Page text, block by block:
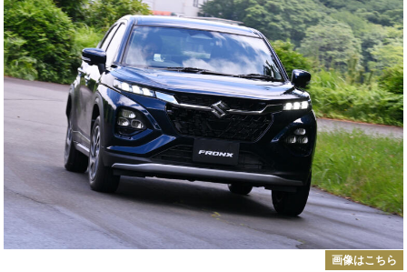
画像はこちら